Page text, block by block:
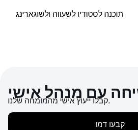
תוכנה לסטודיו לשעווה ולשוגארינג
עם מנהל אישיקבלו ייעוץ אישי מהמומחה שלנו.
קבעו דמו